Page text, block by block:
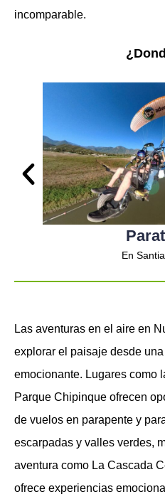
incomparable.
En
Las aventuras en el aire en
explorar el paisaje desde
emocionante. Lugares como
Parque Chipinque ofrecen
de vuelos en parapente y
escarpadas y valles verdes,
aventura como La Cascada
ofrece experiencias